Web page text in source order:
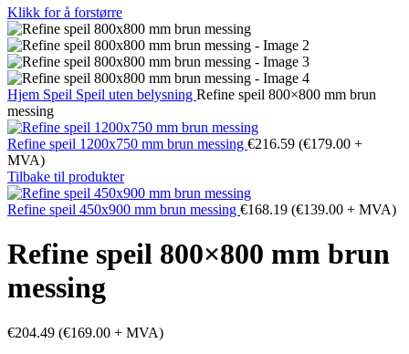
Klikk for å forstørre
Hjem Speil Speil uten belysning Refine speil 800×800 mm brun
messing
Refine speil 1200x750 mm brun messing €216.59 (€179.00 +
MVA)
Tilbake til produkter
Refine speil 450x900 mm brun messing €168.19 (€139.00 + MVA)
Refine speil 800×800 mm brun
messing
€204.49 (€169.00 + MVA)